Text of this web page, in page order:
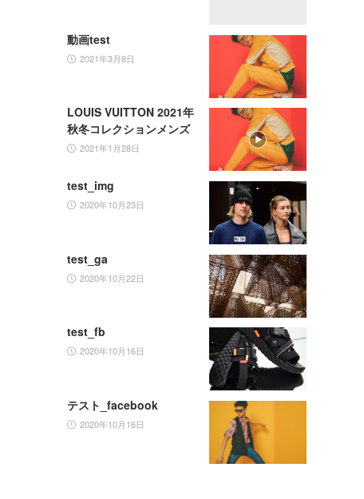
動画test
2021年3月8日
LOUIS VUITTON 2021年
秋冬コレクションメンズ
2021年1月28日
test_img
2020年10月23日
test_ga
2020年10月22日
test_fb
2020年10月16日
テスト_facebook
2020年10月16日